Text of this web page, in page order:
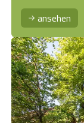
ansehen